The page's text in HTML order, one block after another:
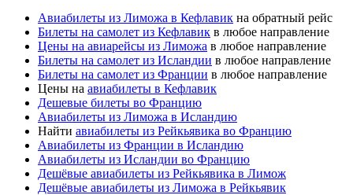
Авиабилеты из Лиможа в Кефлавик на обратный рейс
Билеты на самолет из Кефлавик в любое направление
Цены на авиарейсы из Лиможа в любое направление
Билеты на самолет из Исландии в любое направление
Билеты на самолет из Франции в любое направление
Цены на авиабилеты в Кефлавик
Дешевые билеты во Францию
Авиабилеты из Лиможа в Исландию
Найти авиабилеты из Рейкьявика во Францию
Авиабилеты из Франции в Исландию
Авиабилеты из Исландии во Францию
Дешёвые авиабилеты из Рейкьявика в Лимож
Дешёвые авиабилеты из Лиможа в Рейкьявик